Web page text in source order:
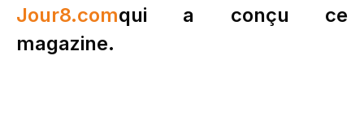
Jour8.comqui a conçu ce
magazine.